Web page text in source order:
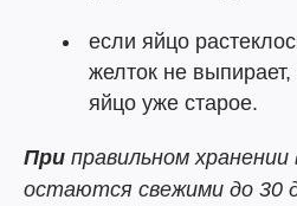
если яйцо
желток не
яйцо уже старое.
При правильном хранении
остаются свежими до 30